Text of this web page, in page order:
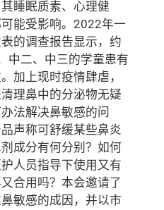
睡眠质素、心理健
能受影响。2022年一
的调查报告显示，约
中二、中三的学童患有
加上现时疫情肆虐，
理鼻中的分泌物无疑
法解决鼻敏感的问
声称可舒缓某些鼻炎
成分有何分别？如何
人员指导下使用又有
合用吗？本会邀请了
敏感的成因，并以市